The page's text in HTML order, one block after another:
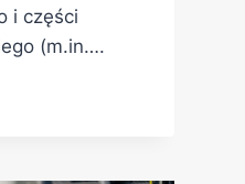
i części
(m.in….